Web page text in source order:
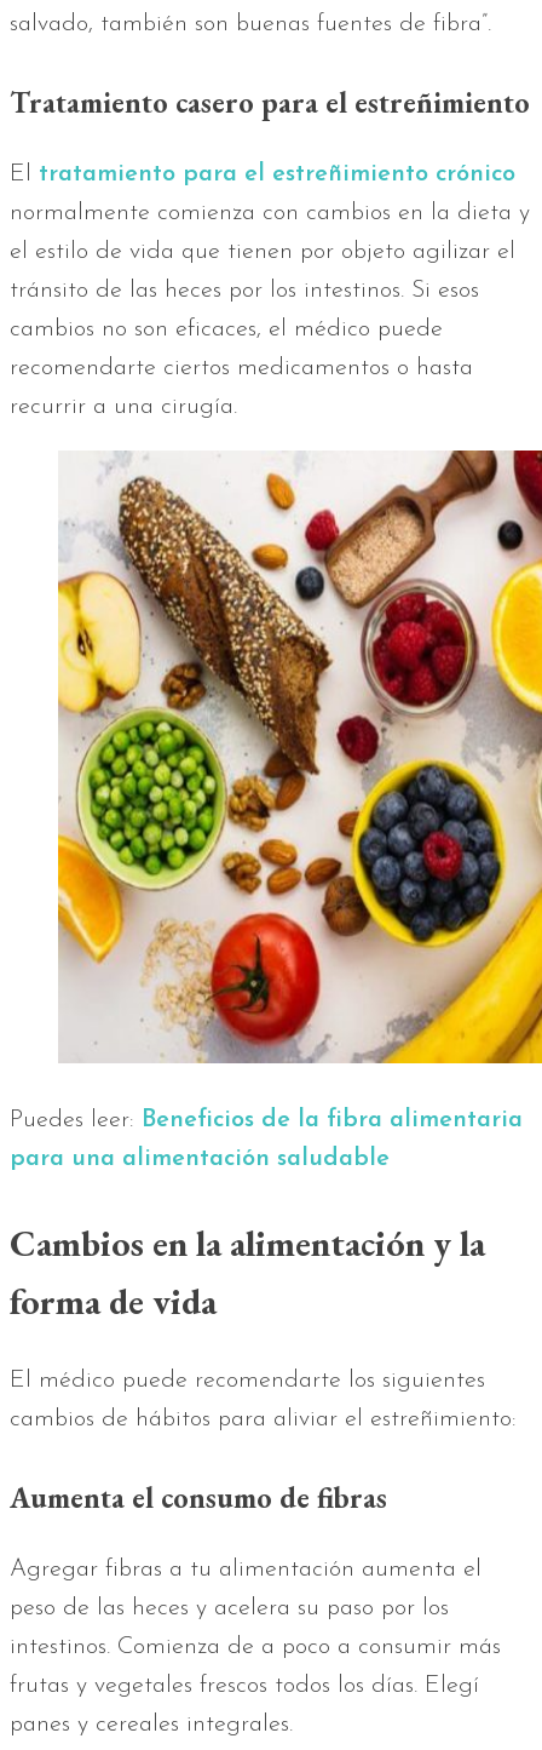
salvado, también son buenas fuentes de fibra”.
Tratamiento casero para el estreñimiento
El tratamiento para el estreñimiento crónico
normalmente comienza con cambios en la dieta y
el estilo de vida que tienen por objeto agilizar el
tránsito de las heces por los intestinos. Si esos
cambios no son eficaces, el médico puede
recomendarte ciertos medicamentos o hasta
recurrir a una cirugía.
Puedes leer: Beneficios de la fibra alimentaria
para una alimentación saludable
Cambios en la alimentación y la
forma de vida
El médico puede recomendarte los siguientes
cambios de hábitos para aliviar el estreñimiento:
Aumenta el consumo de fibras
Agregar fibras a tu alimentación aumenta el
peso de las heces y acelera su paso por los
intestinos. Comienza de a poco a consumir más
frutas y vegetales frescos todos los días. Elegí
panes y cereales integrales.